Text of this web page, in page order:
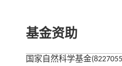
基金资助
国家自然科学基金